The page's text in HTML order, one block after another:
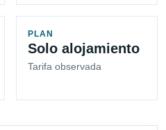
PLAN
Solo alojamiento
Tarifa observada